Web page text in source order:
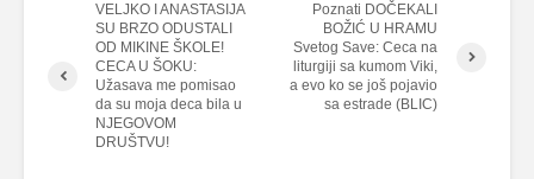
VELJKO I ANASTASIJA
SU BRZO ODUSTALI
OD MIKINE ŠKOLE!
CECA U ŠOKU:
Užasava me pomisao
da su moja deca bila u
NJEGOVOM
DRUŠTVU!
Poznati DOČEKALI
BOŽIĆ U HRAMU
Svetog Save: Ceca na
liturgiji sa kumom Viki,
a evo ko se još pojavio
sa estrade (BLIC)